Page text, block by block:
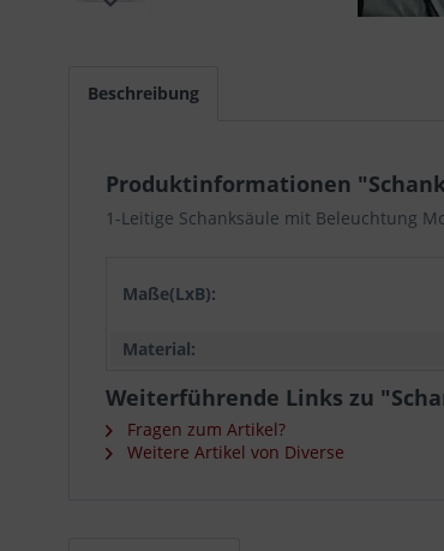
Beschreibung
Produktinformationen
1-Leitige Schanksäule mit Beleuchtung
Maße(LxB):
Material:
Weiterführende Links zu
Fragen zum Artikel?
Weitere Artikel von Diverse